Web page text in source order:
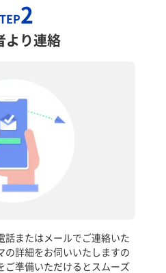
2
より連絡
話またはメールでご連絡いた
の詳細をお伺いいたしますの
ご準備いただけるとスムーズ